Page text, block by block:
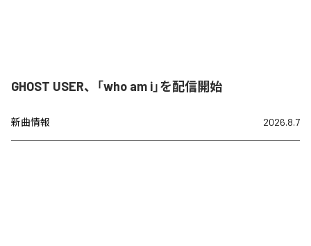
GHOST USER、「who am i」を配信開始
新曲情報 2026.8.7